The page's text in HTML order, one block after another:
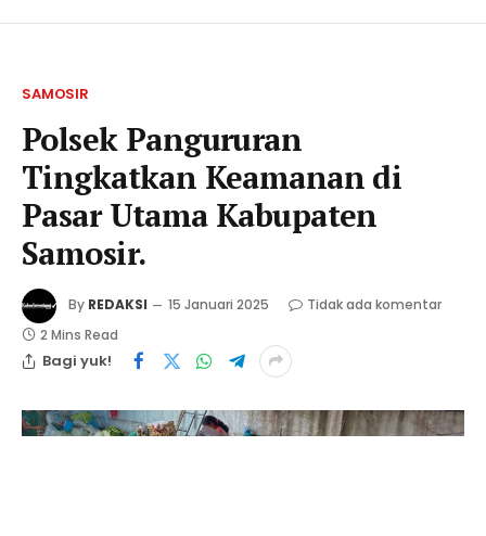
SAMOSIR
Polsek Pangururan
Tingkatkan Keamanan di
Pasar Utama Kabupaten
Samosir.
By REDAKSI 15 Januari 2025
Tidak ada komentar
2 Mins Read
Bagi yuk!